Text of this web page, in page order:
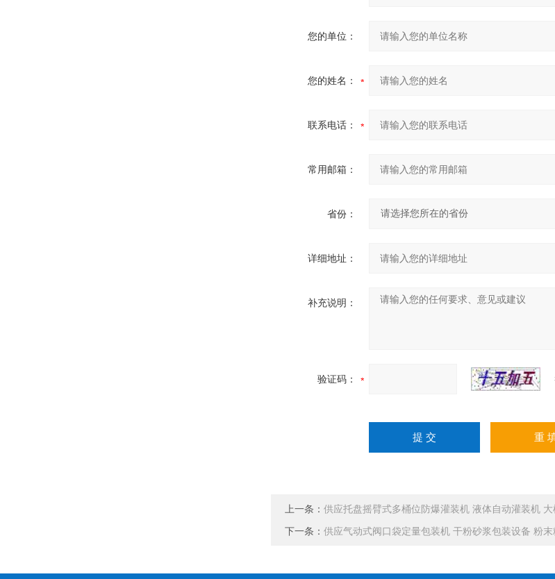
您的单位：
您的姓名：
联系电话：
常用邮箱：
省份：
详细地址：
补充说明：
验证码：
上一条： 供应托盘摇臂式多桶位防爆灌装机 液体自动灌装机
下一条： 供应气动式阀口袋定量包装机 干粉砂浆包装设备 粉